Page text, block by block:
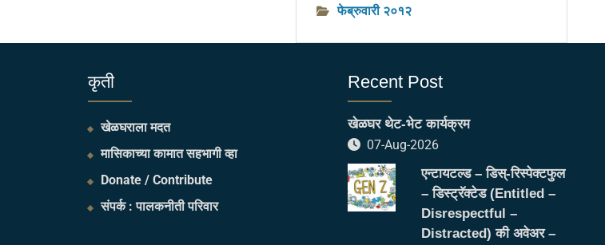
फेब्रुवारी २०१२
​कृती
खेळघराला मदत
मासिकाच्या कामात सहभागी व्हा
Donate / Contribute
संपर्क : पालकनीती परिवार
Recent Post
खेळघर थेट-भेट कार्यक्रम
07-Aug-2026
एन्टायटल्ड – डिस्-रिस्पेक्टफुल
– डिस्ट्रॅक्टेड (Entitled –
Disrespectful –
Distracted) की अवेअर –